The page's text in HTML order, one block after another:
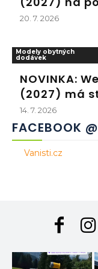
20. 7. 2026
Modely obytných
dodávek
NOVINKA:
(2027) má
14. 7. 2026
FACEBOOK
Vanisti.cz